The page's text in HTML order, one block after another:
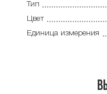
Тип
Цвет
Единица измерения